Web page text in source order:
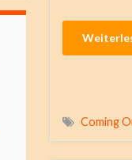
Coming